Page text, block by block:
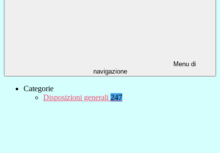
Menu di
navigazione
Categorie
Disposizioni generali 247